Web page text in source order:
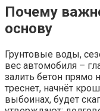
Почему
основу
Грунтовые воды,
вес автомобиля –
залить бетон прямо
треснет, начнёт
выбоинах, будет